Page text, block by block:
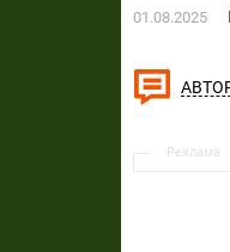
01.08.2025
Реклама